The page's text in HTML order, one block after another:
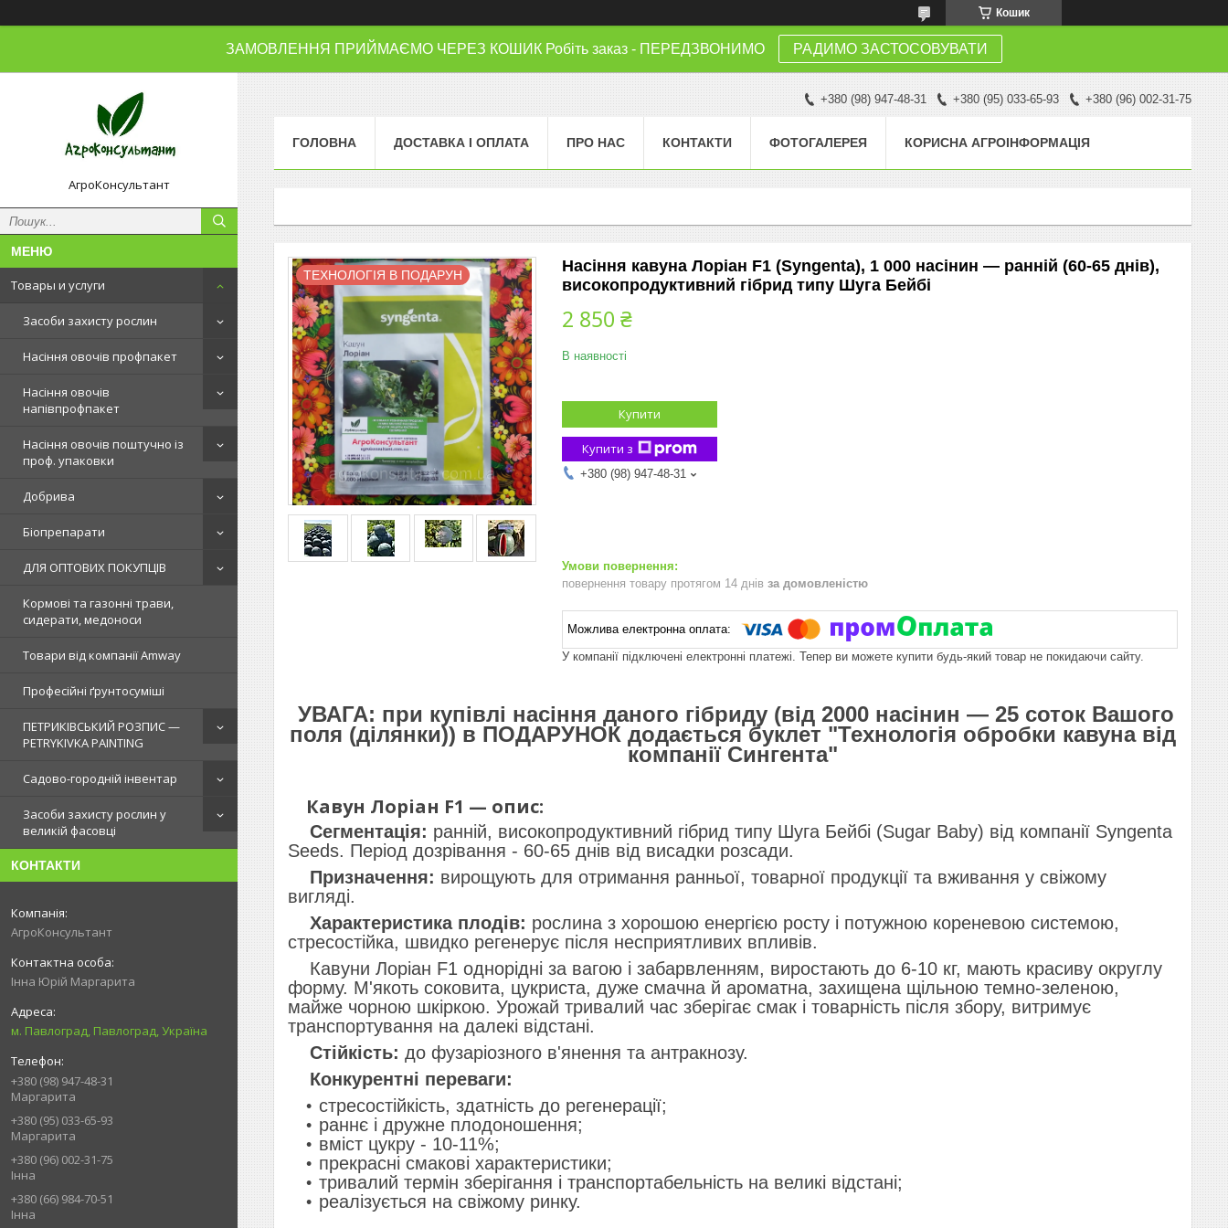
Кошик
ЗАМОВЛЕННЯ ПРИЙМАЄМО ЧЕРЕЗ КОШИК Робіть заказ - ПЕРЕДЗВОНИМО РАДИМО ЗАСТОСОВУВАТИ
АгроКонсультант
Товары и услуги
Засоби захисту рослин
Насіння овочів профпакет
Насіння овочів
напівпрофпакет
Насіння овочів поштучно із
проф. упаковки
Добрива
Біопрепарати
ДЛЯ ОПТОВИХ ПОКУПЦІВ
Кормові та газонні трави,
сидерати, медоноси
Товари від компанії Amway
Професійні ґрунтосуміші
ПЕТРИКІВСЬКИЙ РОЗПИС —
PETRYKIVKA PAINTING
Садово-городній інвентар
Засоби захисту рослин у
великій фасовці
КОНТАКТИ
АгроКонсультант
Інна Юрій Маргарита
м. Павлоград, Павлоград, Україна
+380 (98) 947-48-31
Маргарита
+380 (95) 033-65-93
Маргарита
+380 (96) 002-31-75
Інна
+380 (66) 984-70-51
Інна
+380 (98) 947-48-31 +380 (95) 033-65-93 +380 (96) 002-31-75
ГОЛОВНА ДОСТАВКА І ОПЛАТА ПРО НАС КОНТАКТИ ФОТОГАЛЕРЕЯ КОРИСНА АГРОІНФОРМАЦІЯ
ТЕХНОЛОГІЯ В ПОДАРУН
Насіння кавуна Лоріан F1 (Syngenta), 1 000 насінин — ранній (60-65 днів),
високопродуктивний гібрид типу Шуга Бейбі
2 850 ₴
В наявності
Купити
Купити з
+380 (98) 947-48-31
повернення товару протягом 14 днів за домовленістю
У компанії підключені електронні платежі. Тепер ви можете купити будь-який товар не покидаючи сайту.
УВАГА: при купівлі насіння даного гібриду (від 2000 насінин — 25 соток Вашого
поля (ділянки)) в ПОДАРУНОК додається буклет "Технологія обробки кавуна від
компанії Сингента"
Кавун Лоріан F1 — опис:
Сегментація: ранній, високопродуктивний гібрид типу Шуга Бейбі (Sugar Baby) від компанії Syngenta
Seeds. Період дозрівання - 60-65 днів від висадки розсади.
Призначення: вирощують для отримання ранньої, товарної продукції та вживання у свіжому
вигляді.
Характеристика плодів: рослина з хорошою енергією росту і потужною кореневою системою,
стресостійка, швидко регенерує після несприятливих впливів.
Кавуни Лоріан F1 однорідні за вагою і забарвленням, виростають до 6-10 кг, мають красиву округлу
форму. М'якоть соковита, цукриста, дуже смачна й ароматна, захищена щільною темно-зеленою,
майже чорною шкіркою. Урожай тривалий час зберігає смак і товарність після збору, витримує
транспортування на далекі відстані.
Стійкість: до фузаріозного в'янення та антракнозу.
Конкурентні переваги:
стресостійкість, здатність до регенерації;
раннє і дружне плодоношення;
вміст цукру - 10-11%;
прекрасні смакові характеристики;
тривалий термін зберігання і транспортабельність на великі відстані;
реалізується на свіжому ринку.